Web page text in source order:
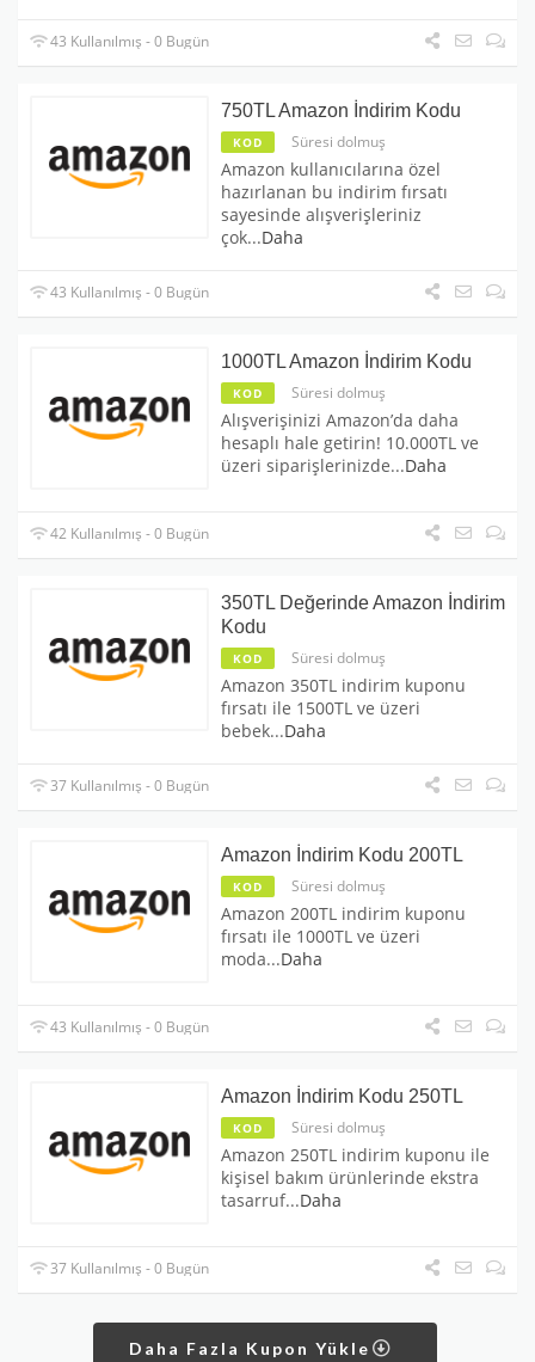
43 Kullanılmış - 0 Bugün
750TL Amazon İndirim Kodu
KOD Süresi dolmuş
Amazon kullanıcılarına özel
hazırlanan bu indirim fırsatı
sayesinde alışverişleriniz
çok...Daha
43 Kullanılmış - 0 Bugün
1000TL Amazon İndirim Kodu
KOD Süresi dolmuş
Alışverişinizi Amazon’da daha
hesaplı hale getirin! 10.000TL ve
üzeri siparişlerinizde...Daha
42 Kullanılmış - 0 Bugün
350TL Değerinde Amazon İndirim
Kodu
KOD Süresi dolmuş
Amazon 350TL indirim kuponu
fırsatı ile 1500TL ve üzeri
bebek...Daha
37 Kullanılmış - 0 Bugün
Amazon İndirim Kodu 200TL
KOD Süresi dolmuş
Amazon 200TL indirim kuponu
fırsatı ile 1000TL ve üzeri
moda...Daha
43 Kullanılmış - 0 Bugün
Amazon İndirim Kodu 250TL
KOD Süresi dolmuş
Amazon 250TL indirim kuponu ile
kişisel bakım ürünlerinde ekstra
tasarruf...Daha
37 Kullanılmış - 0 Bugün
Daha Fazla Kupon Yükle